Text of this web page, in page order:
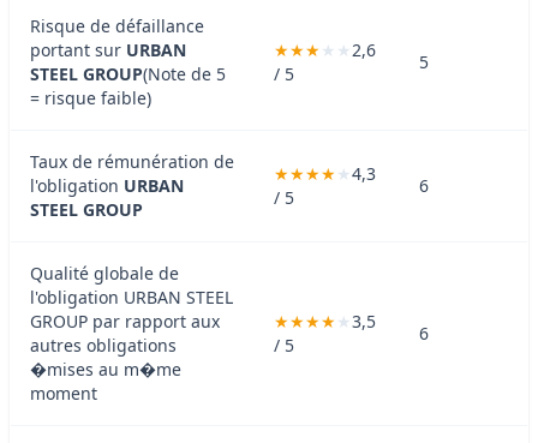
Risque de défaillance
portant sur URBAN
STEEL GROUP(Note de 5
= risque faible)
2,6
/ 5
5
Taux de rémunération de
l'obligation URBAN
STEEL GROUP
4,3
/ 5
6
Qualité globale de
l'obligation URBAN STEEL
GROUP par rapport aux
autres obligations
�mises au m�me
moment
3,5
/ 5
6